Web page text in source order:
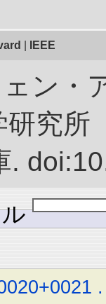
IEEE
ン・
研究
.
ル
.